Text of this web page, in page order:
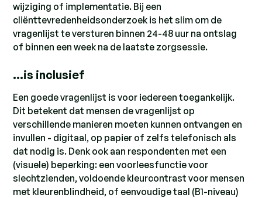
wijziging of implementatie. Bij een
cliënttevredenheidsonderzoek is het slim om de
vragenlijst te versturen binnen 24-48 uur na ontslag
of binnen een week na de laatste zorgsessie.
…is inclusief
Een goede vragenlijst is voor iedereen toegankelijk.
Dit betekent dat mensen de vragenlijst op
verschillende manieren moeten kunnen ontvangen en
invullen - digitaal, op papier of zelfs telefonisch als
dat nodig is. Denk ook aan respondenten met een
(visuele) beperking: een voorleesfunctie voor
slechtzienden, voldoende kleurcontrast voor mensen
met kleurenblindheid, of eenvoudige taal (B1-niveau)